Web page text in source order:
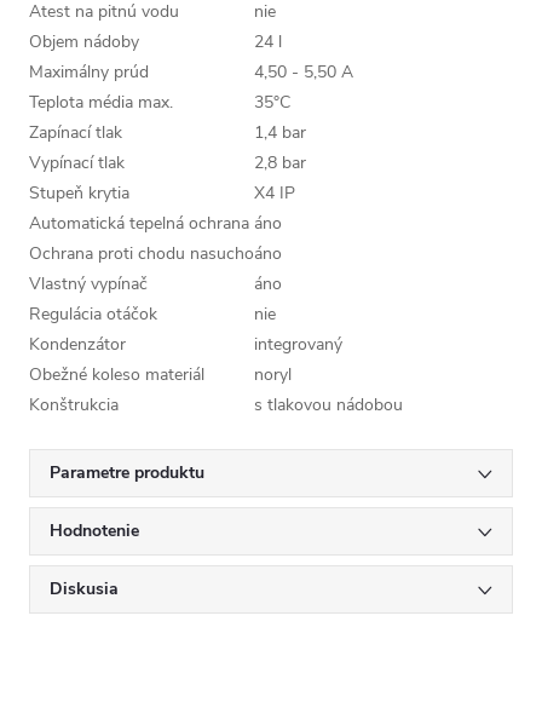
Atest na pitnú vodu
nie
Objem nádoby
24 l
Maximálny prúd
4,50 - 5,50 A
Teplota média max.
35°C
Zapínací tlak
1,4 bar
Vypínací tlak
2,8 bar
Stupeň krytia
X4 IP
Automatická tepelná ochrana áno
Ochrana proti chodu nasuchoáno
Vlastný vypínač
áno
Regulácia otáčok
nie
Kondenzátor
integrovaný
Obežné koleso materiál
noryl
Konštrukcia
s tlakovou nádobou
Parametre produktu
Hodnotenie
Diskusia